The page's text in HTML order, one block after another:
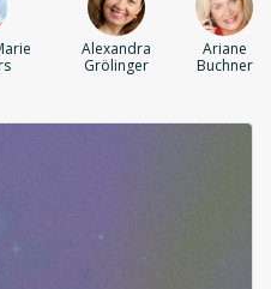
Alexandra
Grölinger
Ariane
Buchner